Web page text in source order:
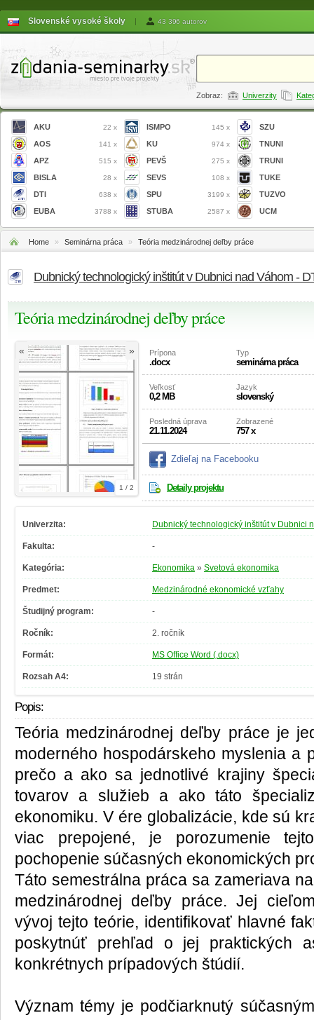
Slovenské vysoké školy | 43 396 autorov
Zobraz: Univerzity
AKU 22 x
AOS 141 x
APZ 515 x
BISLA 28 x
DTI 638 x
EUBA 3788 x
ISMPO 145 x
KU 974 x
PEVŠ 275 x
SEVS 108 x
SPU 3199 x
STUBA 2587 x
SZU
TNUNI
TRUNI
TUKE
TUZVO
UCM
Home » Seminárna práca » Teória medzinárodnej deľby práce
Dubnický technologický inštitút v Dubnici nad Váhom -
Teória medzinárodnej deľby práce
1 / 2
« » Prípona
.docx
Typ
seminárna práca
Veľkosť
0,2 MB
Jazyk
slovenský
Posledná úprava
21.11.2024
Zobrazené
757 x
Zdieľaj na Facebooku
Detaily projektu
Univerzita: Dubnický technologický inštitút v Dubnici
Fakulta: -
Kategória: Ekonomika » Svetová ekonomika
Predmet: Medzinárodné ekonomické vzťahy
Študijný program: -
Ročník: 2. ročník
Formát: MS Office Word (.docx)
Rozsah A4: 19 strán
Popis:
Teória medzinárodnej deľby práce je
moderného hospodárskeho myslenia a
prečo a ako sa jednotlivé krajiny
tovarov a služieb a ako táto
ekonomiku. V ére globalizácie, kde sú
viac prepojené, je porozumenie
pochopenie súčasných ekonomických
Táto semestrálna práca sa zameriava
medzinárodnej deľby práce. Jej
vývoj tejto teórie, identifikovať hlavné
poskytnúť prehľad o jej praktických
konkrétnych prípadových štúdií.
Význam témy je podčiarknutý